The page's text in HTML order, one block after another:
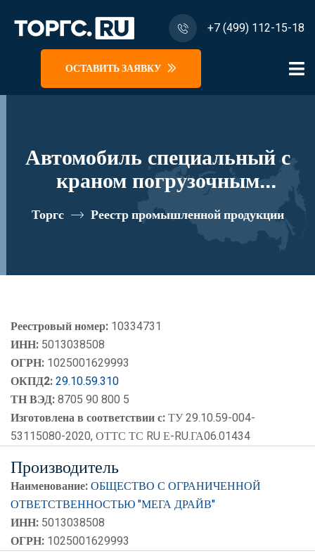
+7 (499) 112-15-18
ОСТАВИТЬ ЗАЯВКУ
Автомобиль специальный с
краном погрузочным
гидравлическим типа МКМА
на базе УРАЛ 4320 и его
реестровый номер 10334731
Торгс Реестр промышленной продукции
Реестровый номер: 10334731
ИНН: 5013038508
ОГРН: 1025001629993
ОКПД2:29.10.59.310
ТН ВЭД:8705 90 800 5
Изготовлена в соответствии с:ТУ 29.10.59-004-
53115080-2020, ОТТС ТС RU Е-RU.ГА06.01434
Производитель
Наименование:ОБЩЕСТВО С ОГРАНИЧЕННОЙ
ОТВЕТСТВЕННОСТЬЮ "МЕГА ДРАЙВ"
ИНН: 5013038508
ОГРН: 1025001629993